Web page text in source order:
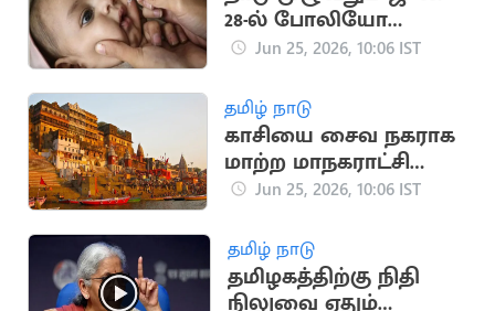
28-ல் போலியோ
சொட்டு மருந்து முகாம்
Jun 25, 2026, 10:06 IST
தமிழ் நாடு
காசியை சைவ நகராக
மாற்ற மாநகராட்சி
நடவடிக்கை
Jun 25, 2026, 10:06 IST
தமிழ் நாடு
தமிழகத்திற்கு நிதி
நிலுவை ஏதும்